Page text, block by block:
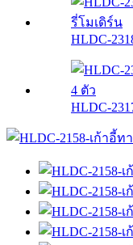
HLDC-
HLDC-